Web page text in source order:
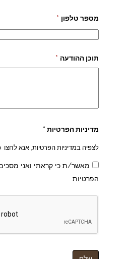
מספר טלפון *
תוכן ההודעה *
מדיניות הפרטיות *
לצפיה במדיניות הפרטיות, אנא לחצו
מאשר/ת כי קראתי ואני
הפרטיות
צהרון בקרית אונו